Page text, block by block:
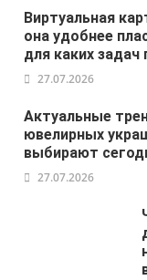
Виртуальная
она удобнее
для каких задач
27.07.2026
Актуальные
ювелирных
выбирают
27.07.2026